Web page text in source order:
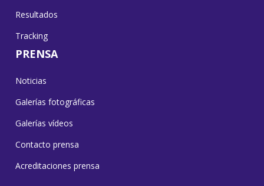
Resultados
Tracking
PRENSA
Noticias
Galerías fotográficas
Galerías vídeos
Contacto prensa
Acreditaciones prensa